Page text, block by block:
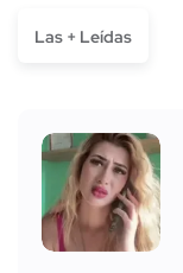
Las + Leídas